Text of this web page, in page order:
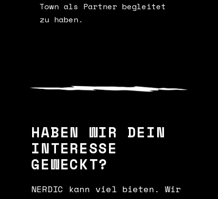
Town als Partner begleitet
zu haben.
HABEN WIR DEIN
INTERESSE
GEWECKT?
NERDIC kann viel bieten. Wir